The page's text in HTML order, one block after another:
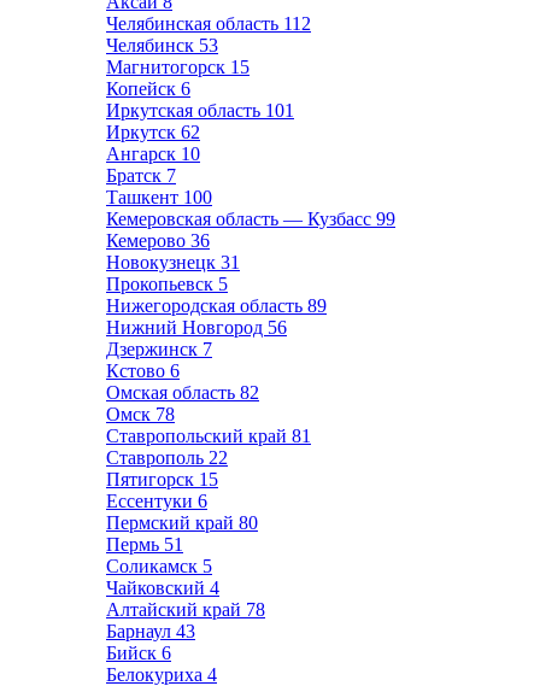
Челябинская область 112
Челябинск 53
Магнитогорск 15
Копейск 6
Иркутская область 101
Иркутск 62
Ангарск 10
Братск 7
Ташкент 100
Кемеровская область — Кузбасс 99
Кемерово 36
Новокузнецк 31
Прокопьевск 5
Нижегородская область 89
Нижний Новгород 56
Дзержинск 7
Кстово 6
Омская область 82
Омск 78
Ставропольский край 81
Ставрополь 22
Пятигорск 15
Ессентуки 6
Пермский край 80
Пермь 51
Соликамск 5
Чайковский 4
Алтайский край 78
Барнаул 43
Бийск 6
Белокуриха 4